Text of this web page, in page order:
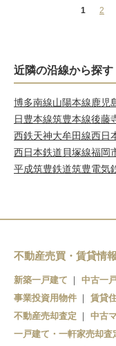
1 2
近隣の沿線から探す
博多南線山陽本線鹿児
日豊本線筑豊本線後藤
西鉄天神大牟田線西日
西日本鉄道貝塚線福岡
平成筑豊鉄道筑豊電気
不動産売買・賃貸情
新築一戸建て 中古一
事業投資用物件
賃貸
不動産売却査定
中古
一戸建て・一軒家売却査